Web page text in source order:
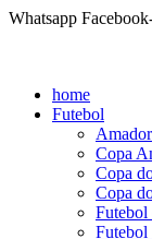
Whatsapp
home
Futebol
Amador
Copa
Copa
Copa
Futebol